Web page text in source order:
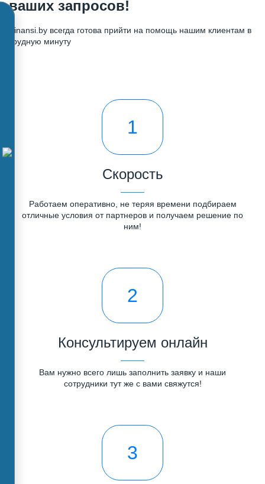
ваших запросов!
Finansi.by всегда готова прийти на помощь нашим клиентам в
трудную минуту
1
Скорость
Работаем оперативно, не теряя времени подбираем
отличные условия от партнеров и получаем решение по
ним!
2
Консультируем онлайн
Вам нужно всего лишь заполнить заявку и наши
сотрудники тут же с вами свяжутся!
3